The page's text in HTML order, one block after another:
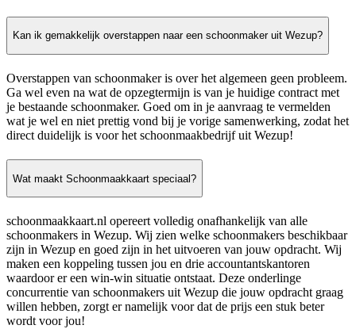
Kan ik gemakkelijk overstappen naar een schoonmaker uit Wezup?
Overstappen van schoonmaker is over het algemeen geen probleem.
Ga wel even na wat de opzegtermijn is van je huidige contract met
je bestaande schoonmaker. Goed om in je aanvraag te vermelden
wat je wel en niet prettig vond bij je vorige samenwerking, zodat het
direct duidelijk is voor het schoonmaakbedrijf uit Wezup!
Wat maakt Schoonmaakkaart speciaal?
schoonmaakkaart.nl opereert volledig onafhankelijk van alle
schoonmakers in Wezup. Wij zien welke schoonmakers beschikbaar
zijn in Wezup en goed zijn in het uitvoeren van jouw opdracht. Wij
maken een koppeling tussen jou en drie accountantskantoren
waardoor er een win-win situatie ontstaat. Deze onderlinge
concurrentie van schoonmakers uit Wezup die jouw opdracht graag
willen hebben, zorgt er namelijk voor dat de prijs een stuk beter
wordt voor jou!